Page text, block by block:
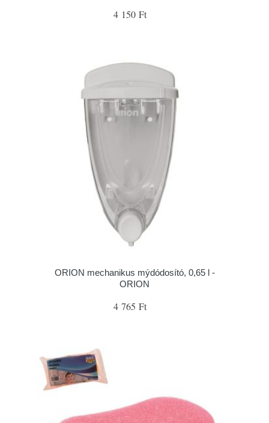
4 150 Ft
ORION mechanikus mýdódosító, 0,65 l -
ORION
4 765 Ft